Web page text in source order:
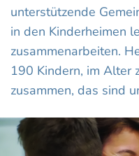
unterstützende
in den Kinderheimen
zusammenarbeiten.
190 Kindern, im Alter
zusammen, das sind